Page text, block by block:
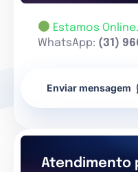
Estamos Online.
WhatsApp: (31)
Enviar mensagem
Atendimento